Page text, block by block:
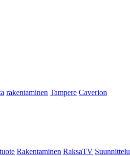
rakentaminen Tampere Caverion
Rakentaminen RaksaTV Suunnittelu